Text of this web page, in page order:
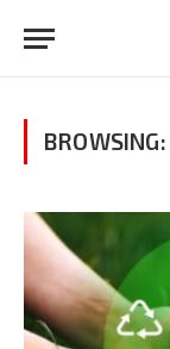
BROWSING: